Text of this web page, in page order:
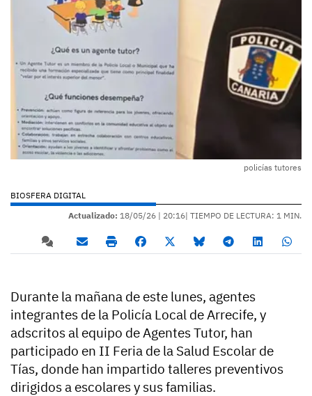
policías tutores
BIOSFERA DIGITAL
Actualizado: 18/05/26 | 20:16| TIEMPO DE LECTURA: 1 MIN.
Durante la mañana de este lunes, agentes
integrantes de la Policía Local de Arrecife, y
adscritos al equipo de Agentes Tutor, han
participado en II Feria de la Salud Escolar de
Tías, donde han impartido talleres preventivos
dirigidos a escolares y sus familias.